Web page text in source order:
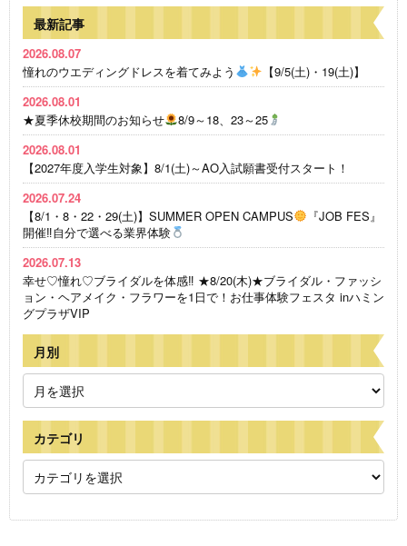
最新記事
2026.08.07
憧れのウエディングドレスを着てみよう
【9/5(土)・19(土)】
2026.08.01
★夏季休校期間のお知らせ
8/9～18、23～25
2026.08.01
【2027年度入学生対象】8/1(土)～AO入試願書受付スタート！
2026.07.24
【8/1・8・22・29(土)】SUMMER OPEN CAMPUS
『JOB FES』
開催‼自分で選べる業界体験
2026.07.13
幸せ♡憧れ♡ブライダルを体感‼ ★8/20(木)★ブライダル・ファッシ
ョン・ヘアメイク・フラワーを1日で！お仕事体験フェスタ inハミン
グプラザVIP
月別
カテゴリ